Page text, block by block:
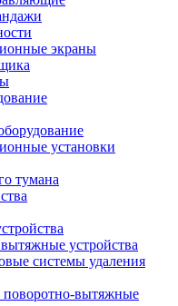
экраны
установки
тумана
устройства
системы удаления
вытяжные